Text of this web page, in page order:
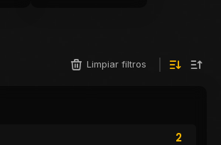
Limpiar filtros
2